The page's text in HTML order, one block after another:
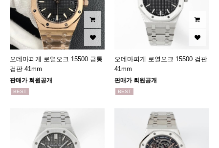
오데마피게 로열오크 15500 금통
검판 41mm
판매가 회원공개
BEST
오데마피게 로열오크 15500 검판
41mm
판매가 회원공개
BEST